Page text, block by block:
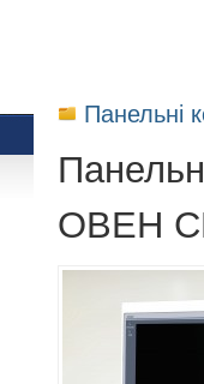
Панельні
ОВЕН